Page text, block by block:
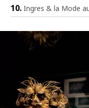
Ingres & la Mode